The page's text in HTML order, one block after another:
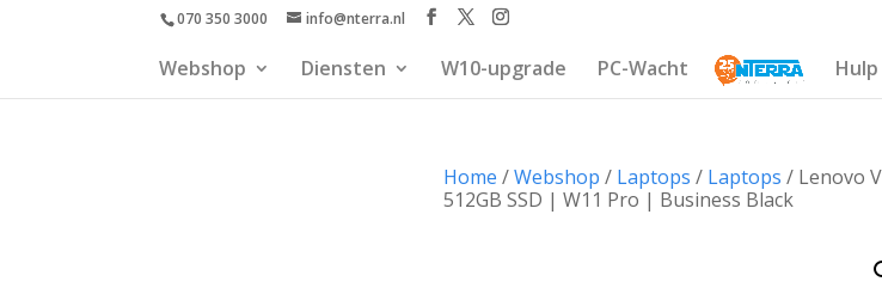
070 350 3000 info@nterra.nl
Webshop Diensten W10-upgrade PC-Wacht
Home /Webshop / Laptops / Laptops / Lenovo
512GB SSD | W11 Pro | Business Black